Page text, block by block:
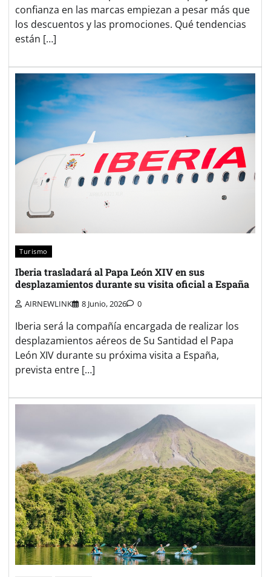
confianza en las marcas empiezan a pesar más que
los descuentos y las promociones. Qué tendencias
están […]
Turismo
Iberia trasladará al Papa León XIV en sus
desplazamientos durante su visita oficial a España
AIRNEWLINK 8 Junio, 2026 0
Iberia será la compañía encargada de realizar los
desplazamientos aéreos de Su Santidad el Papa
León XIV durante su próxima visita a España,
prevista entre […]